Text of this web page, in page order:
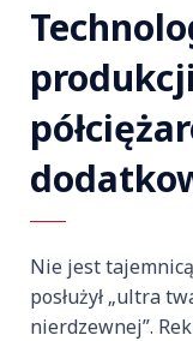
Nie jest
posłużył „ultra
nierdzewnej”.